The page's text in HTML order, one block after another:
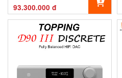
93.300.000 đ